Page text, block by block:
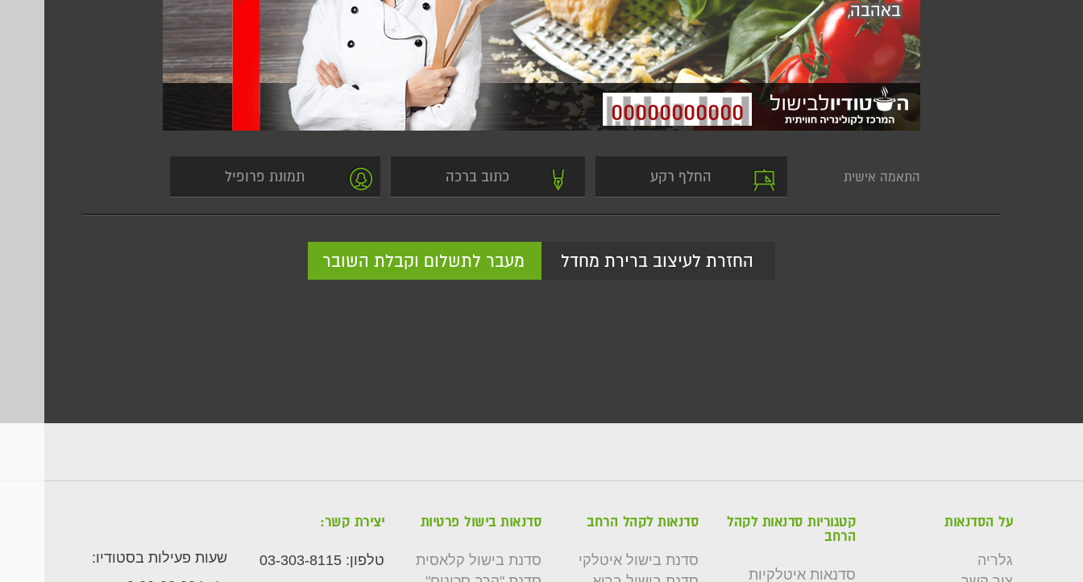
00000000000
באהבה,
התאמה אישית החלף רקע כתוב ברכה תמונת פרופיל
החזרת לעיצוב ברירת מחדל מעבר לתשלום וקבלת השובר
על הסדנאות
גלריה
קטגוריות סדנאות לקהל
הרחב
סדנאות איטלקיות
סדנאות לקהל הרחב
סדנת בישול איטלקי
סדנאות בישול פרטיות
סדנת בישול קלאסית
יצירת קשר:
טלפון: 03-303-8115
שעות פעילות בסטודיו: